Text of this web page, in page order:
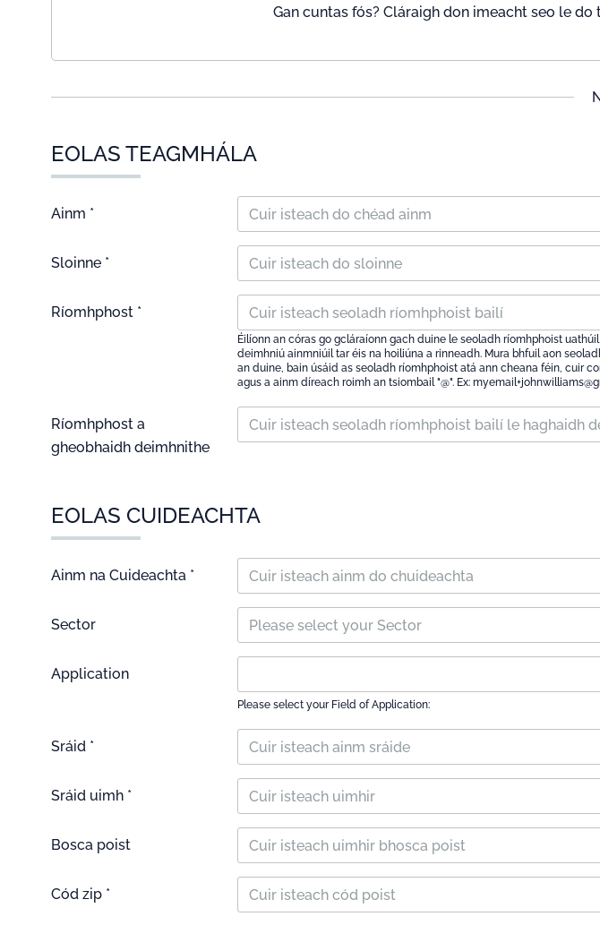
Gan cuntas fós? Cláraigh don imeacht seo le
EOLAS TEAGMHÁLA
Ainm *
Sloinne *
Ríomhphost *
Éilíonn an córas go gcláraíonn gach duine le seoladh ríomhphoist
deimhniú ainmniúil tar éis na hoiliúna a rinneadh. Mura bhfuil aon
an duine, bain úsáid as seoladh ríomhphoist atá ann cheana féin, cuir
agus a ainm díreach roimh an tsiombail "@". Ex:
Ríomhphost a
gheobhaidh deimhnithe
EOLAS CUIDEACHTA
Ainm na Cuideachta *
Sector Please select your Sector
Application
Please select your Field of Application:
Sráid *
Sráid uimh *
Bosca poist
Cód zip *